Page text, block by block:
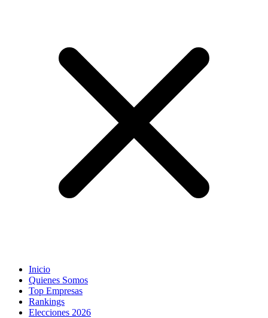
Inicio
Quienes Somos
Top Empresas
Rankings
Elecciones 2026